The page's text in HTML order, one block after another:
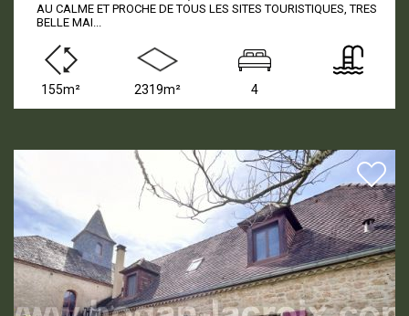
AU CALME ET PROCHE DE TOUS LES SITES TOURISTIQUES, TRES
BELLE MAI...
155m² 2319m² 4